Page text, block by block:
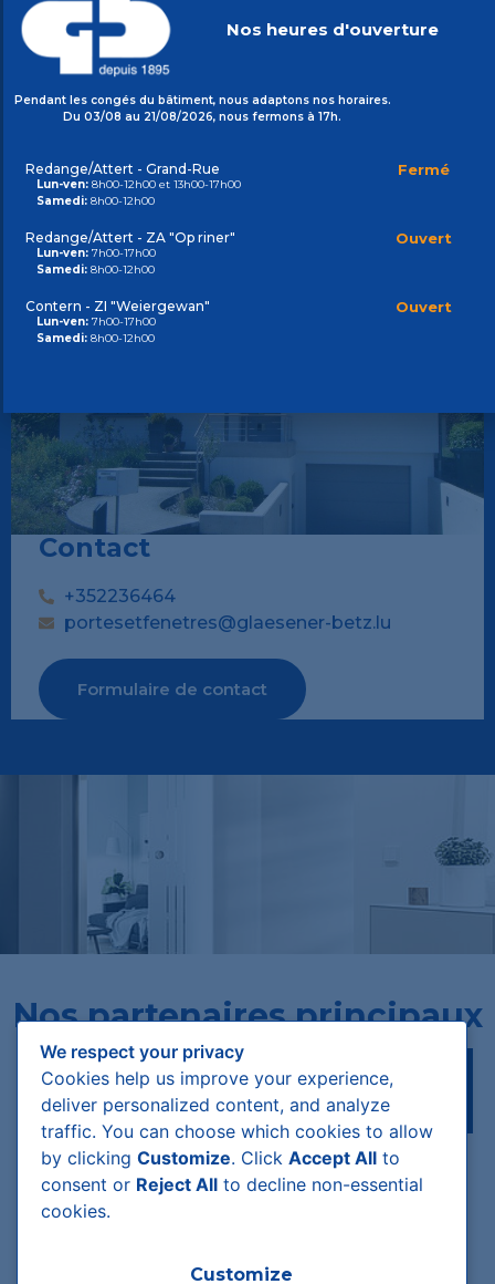
Barrières anti-innondation
Boites aux lettres et colis
Services proposés
Contact
+352236464
portesetfenetres@glaesener-betz.lu
Formulaire de contact
Nos partenaires principaux
We respect your privacy
Cookies help us improve your experience,
deliver personalized content, and analyze
traffic. You can choose which cookies to allow
by clicking Customize. Click Accept All to
consent or Reject All to decline non-essential
cookies.
Customize
Nos heures d'ouverture
Pendant les congés du bâtiment, nous adaptons nos horaires.
Du 03/08 au 21/08/2026, nous fermons à 17h.
Redange/Attert - Grand-Rue
Lun-ven:8h00-12h00 et 13h00-17h00
Samedi:8h00-12h00
Fermé
Redange/Attert - ZA "Op riner"
Lun-ven:7h00-17h00
Samedi:8h00-12h00
Ouvert
Contern - ZI "Weiergewan"
Lun-ven:7h00-17h00
Samedi:8h00-12h00
Ouvert